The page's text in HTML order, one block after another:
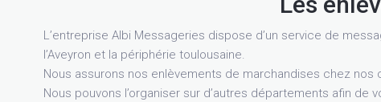
L’entreprise Albi Messageries dispose d’un service de
l’Aveyron et la périphérie toulousaine.
Nous assurons nos enlèvements de marchandises chez
Nous pouvons l’organiser sur d’autres départements afin de